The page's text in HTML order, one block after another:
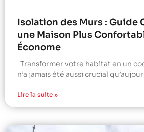
Isolation des Murs : Guide
une Maison Plus
Économe
Transformer votre habitat en un
n’a jamais été aussi crucial
Lire la suite »